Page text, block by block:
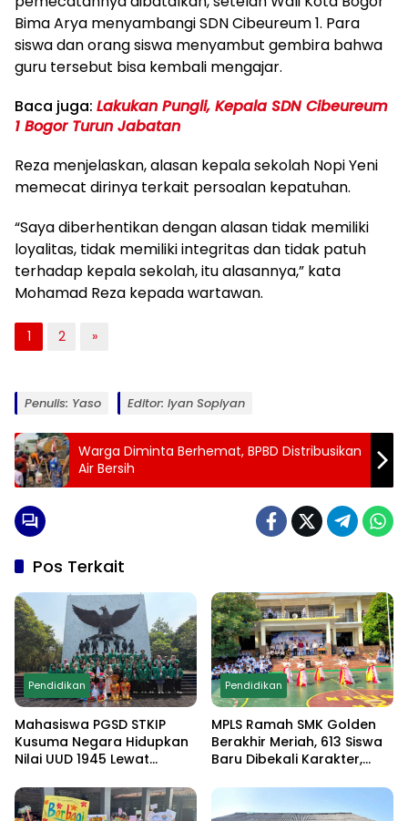
Bima Arya menyambangi SDN Cibeureum 1. Para
siswa dan orang siswa menyambut gembira bahwa
guru tersebut bisa kembali mengajar.
Baca juga: Lakukan Pungli, Kepala SDN Cibeureum
1 Bogor Turun Jabatan
Reza menjelaskan, alasan kepala sekolah Nopi Yeni
memecat dirinya terkait persoalan kepatuhan.
“Saya diberhentikan dengan alasan tidak memiliki
loyalitas, tidak memiliki integritas dan tidak patuh
terhadap kepala sekolah, itu alasannya,” kata
Mohamad Reza kepada wartawan.
1 2 »
Penulis: Yaso Editor: Iyan Sopiyan
Warga Diminta Berhemat, BPBD Distribusikan
Air Bersih
Pos Terkait
Pendidikan
Mahasiswa PGSD STKIP
Kusuma Negara Hidupkan
Nilai UUD 1945 Lewat
Monumen Pancasila Sakti
Pendidikan
MPLS Ramah SMK Golden
Berakhir Meriah, 613 Siswa
Baru Dibekali Karakter,
hingga Demo
Ekstrakurikuler